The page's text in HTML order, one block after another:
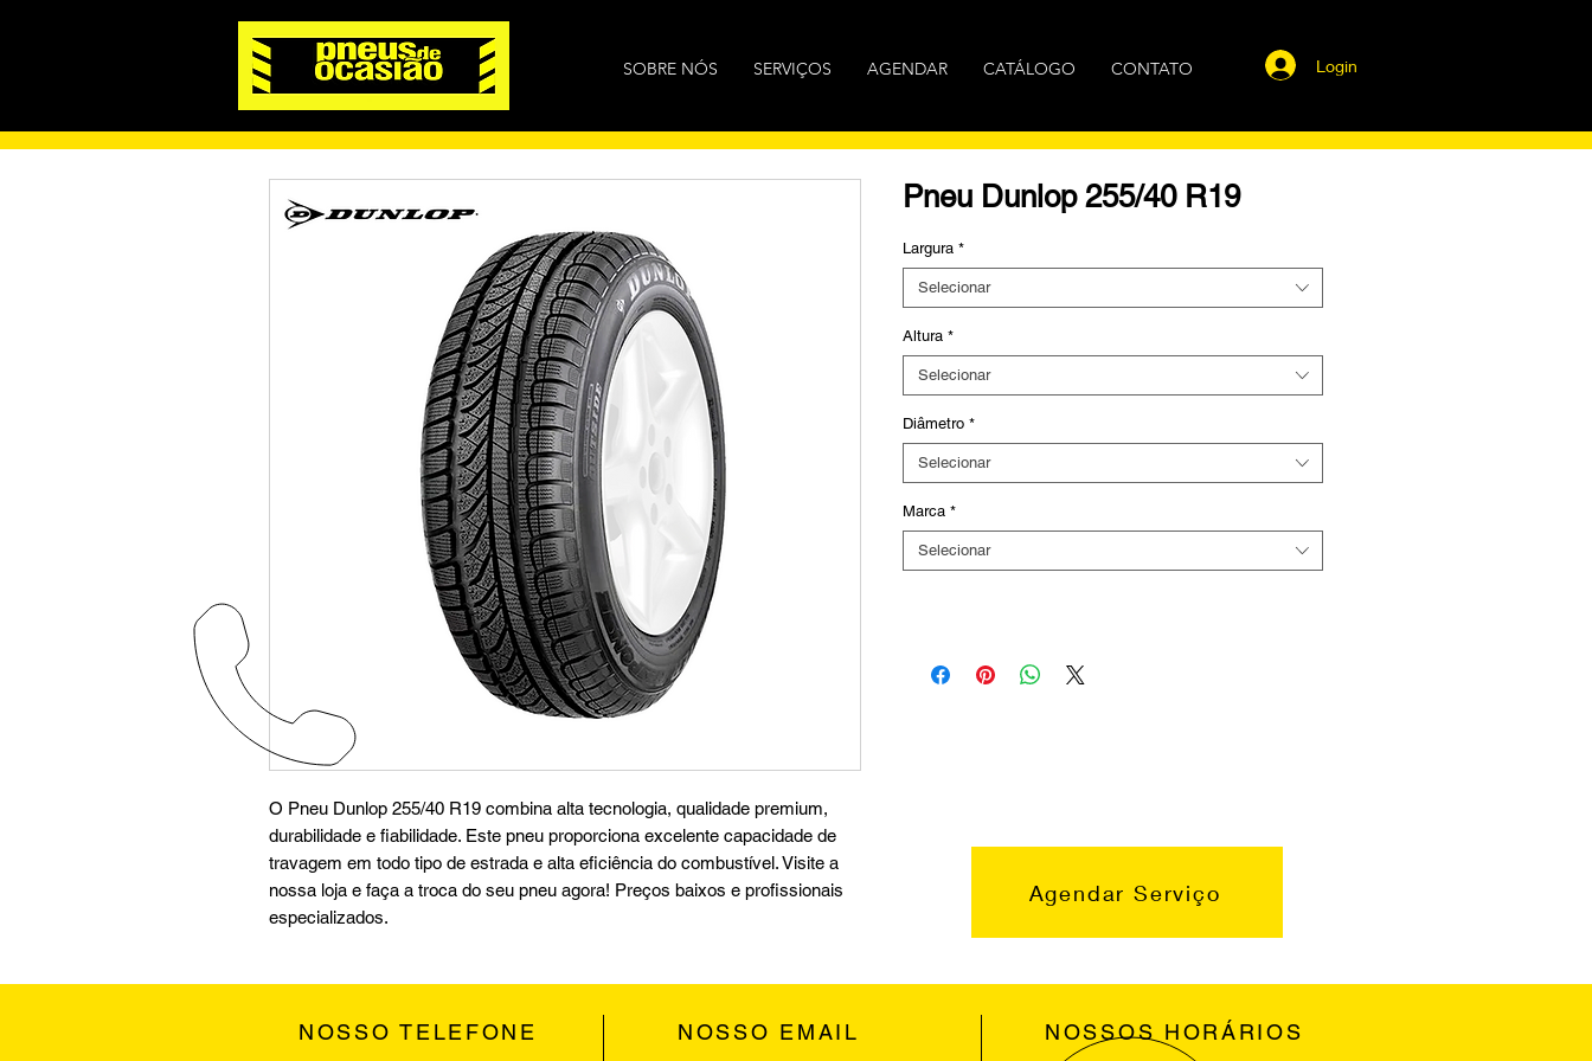
SOBRE NÓS SERVIÇOS AGENDAR CATÁLOGO CONTATO Login
O Pneu Dunlop 255/40 R19 combina alta tecnologia, qualidade premium,
durabilidade e fiabilidade. Este pneu proporciona excelente capacidade de
travagem em todo tipo de estrada e alta eficiência do combustível. Visite a
nossa loja e faça a troca do seu pneu agora! Preços baixos e profissionais
especializados.
Pneu Dunlop 255/40 R19
Largura *
Selecionar
Altura *
Selecionar
Diâmetro *
Selecionar
Marca *
Selecionar
Agendar Serviço
NOSSO TELEFONE NOSSO EMAIL NOSSOS HORÁRIOS